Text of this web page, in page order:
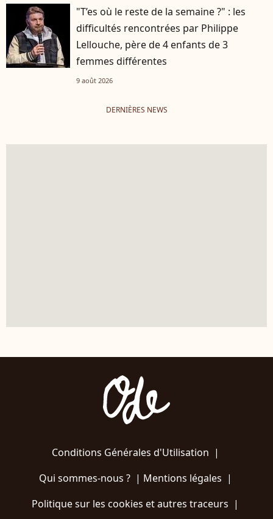
"T’es où le reste de la semaine ?" : les
difficultés rencontrées par Philippe
Lellouche, père de 4 enfants de 3
femmes différentes
9 août 2026
DERNIÈRES NEWS
Conditions Générales d'Utilisation |
Qui sommes-nous ?| Mentions légales |
Politique sur les cookies et autres traceurs |